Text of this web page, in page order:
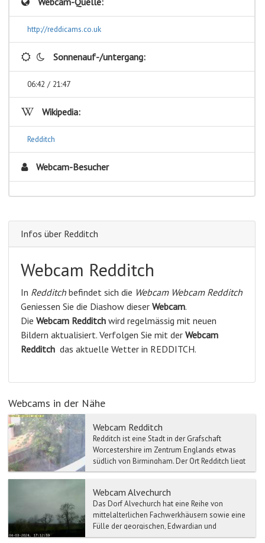
http://reddicams.co.uk
Sonnenauf-/untergang:
06:42 / 21:47
Wikipedia:
Redditch
Webcam-Besucher
Infos über Redditch
Webcam Redditch
In Redditch befindet sich die Webcam Webcam Redditch
Geniessen Sie die Diashow dieser Webcam.
Die Webcam Redditch wird regelmässig mit neuen
Bildern aktualisiert. Verfolgen Sie mit der Webcam
Redditch das aktuelle Wetter in REDDITCH.
Webcams in der Nähe
Webcam Redditch
Redditch ist eine Stadt in der Grafschaft
Worcestershire im Zentrum Englands etwas
südlich von Birmingham. Der Ort Redditch liegt
nahe dem Motorway...
Webcam Alvechurch
Das Dorf Alvechurch hat eine Reihe von
mittelalterlichen Fachwerkhäusern sowie eine
Fülle der georgischen, Edwardian und
viktorianischen Gebäuden. ...